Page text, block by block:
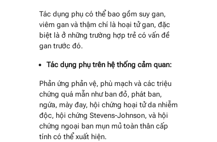
Tác dụng phụ có thể bao gồm suy gan,
viêm gan và thậm chí là hoại tử gan, đặc
biệt là ở những trường hợp trẻ có vấn đề
gan trước đó.
Tác dụng phụ trên hệ thống cảm quan:
Phản ứng phản vệ, phù mạch và các triệu
chứng quá mẫn như ban đỏ, phát ban,
ngứa, mày đay, hội chứng hoại tử da nhiễm
độc, hội chứng Stevens-Johnson, và hội
chứng ngoại ban mụn mủ toàn thân cấp
tính có thể xuất hiện.